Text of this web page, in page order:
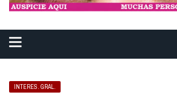
INTERES. GRAL.